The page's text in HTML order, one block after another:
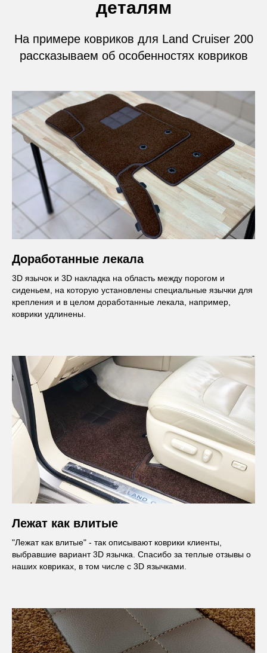
деталям
На примере ковриков для Land Cruiser 200
рассказываем об особенностях ковриков
Доработанные лекала
3D язычок и 3D накладка на область между порогом и
сиденьем, на которую установлены специальные язычки для
крепления и в целом доработанные лекала, например,
коврики удлинены.
Лежат как влитые
"Лежат как влитые" - так описывают коврики клиенты,
выбравшие вариант 3D язычка. Спасибо за теплые отзывы о
наших ковриках, в том числе с 3D язычками.